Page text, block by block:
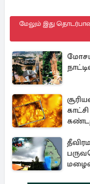
மேலும் இது